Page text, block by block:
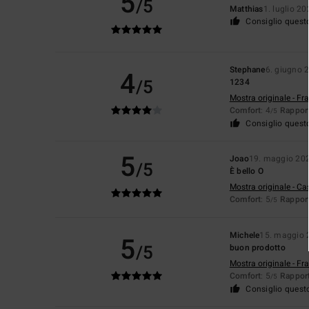
/5 Matthias1. luglio
Consiglio
4/5
Stephane6. giugno
1234
Mostra originale -
Comfort: 4/5
Consiglio
5/5 Joao19. maggio 2026
È bello O
Mostra originale -
Comfort: 5/5
5/5
Michele15. maggio
buon prodotto
Mostra originale -
Comfort: 5/5
Consiglio